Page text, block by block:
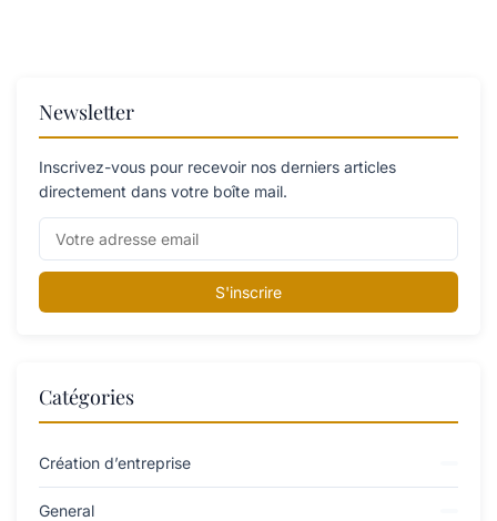
Newsletter
Inscrivez-vous pour recevoir nos derniers articles
directement dans votre boîte mail.
S'inscrire
Catégories
Création d’entreprise
General